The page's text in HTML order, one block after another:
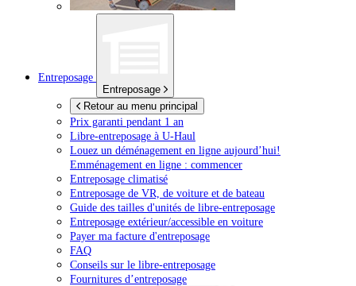
Entreposage
Entreposage
Retour au menu principal
Prix garanti pendant 1 an
Libre-entreposage à U-Haul
Louez un déménagement en ligne aujourd’hui!
Emménagement en ligne : commencer
Entreposage climatisé
Entreposage de VR, de voiture et de bateau
Guide des tailles d'unités de libre-entreposage
Entreposage extérieur/accessible en voiture
Payer ma facture d'entreposage
FAQ
Conseils sur le libre-entreposage
Fournitures d’entreposage